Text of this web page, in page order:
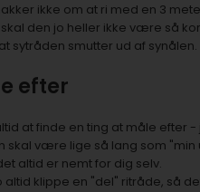
ikke om at ri med en 3
den jo heller ikke være så
sytråden smutter ud af synålen.
efter
at finde en ting at måle efter
skal være lige så lang som
altid er nemt for dig selv.
altid klippe en "del" ritråde, så